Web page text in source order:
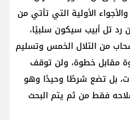
الأولية التي تأتي من
تل أبيب سيكون سلبيًا،
من التلال الخمس وتسليم
مقابل خطوة، ولن توقف
بل تضع شرطًا وحيدًا وهو
فقط من ثم يتم البحث